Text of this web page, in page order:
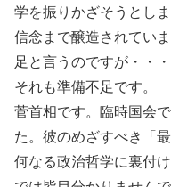
学を振りかざそうとし
信念まで醸造されてい
足と言うのですが・・
それも準備不足です。
菅首相です。臨時国会
た。彼のめざすべき「
何なる政治哲学に裏付